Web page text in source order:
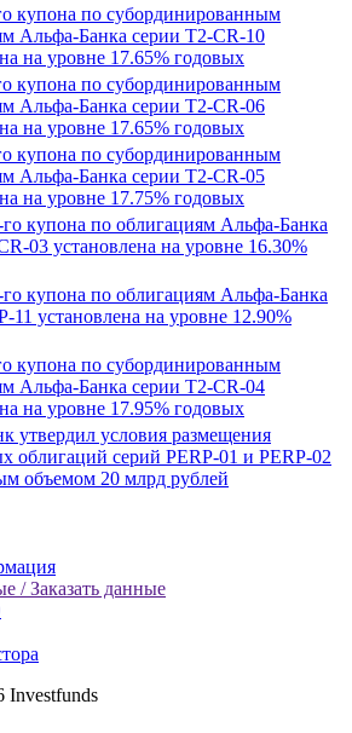
купона по субординированным
Альфа-Банка серии T2-CR-10
на уровне 17.65% годовых
купона по субординированным
Альфа-Банка серии T2-CR-06
на уровне 17.65% годовых
купона по субординированным
Альфа-Банка серии T2-CR-05
на уровне 17.75% годовых
купона по облигациям Альфа-Банка
03 установлена на уровне 16.30%
купона по облигациям Альфа-Банка
11 установлена на уровне 12.90%
купона по субординированным
Альфа-Банка серии T2-CR-04
на уровне 17.95% годовых
утвердил условия размещения
облигаций серий PERP-01 и PERP-02
объемом 20 млрд рублей
/ Заказать данные
Investfunds